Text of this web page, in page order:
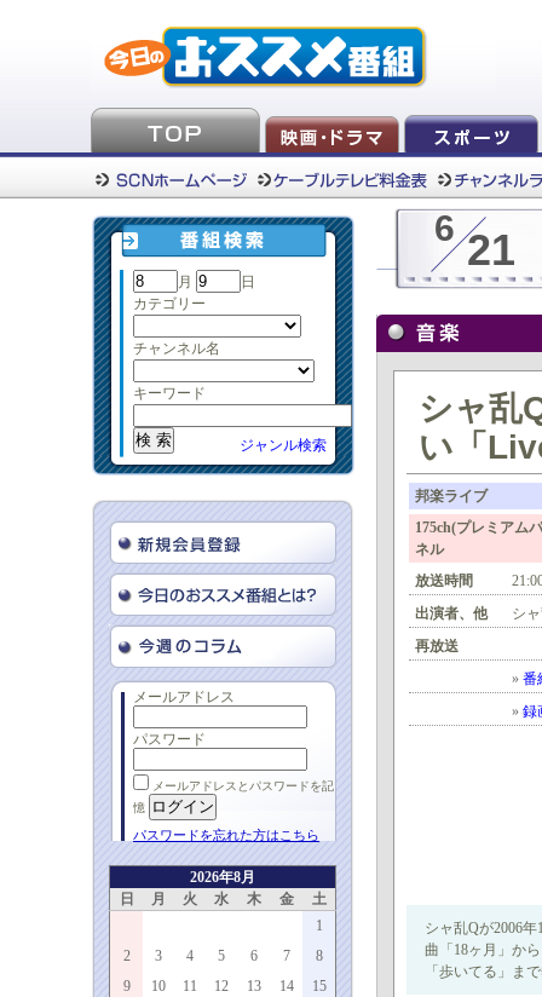
月
日
カテゴリー
チャンネル名
キーワード
ジャンル検索
メールアドレス
パスワード
メールアドレスとパスワードを記
憶
パスワードを忘れた方はこちら
2026年8月
日
月 火 水 木 金
土
1
2
3 4 5 6 7
8
9
10 11 12 13 14
15
6 21
シャ乱
い「
邦楽ライブ
175ch(プレミア
ネル
放送時間
出演者、他
シ
再放送
» 番
» 録
シャ乱Qが2006
曲「18ヶ月」か
「歩いてる」ま